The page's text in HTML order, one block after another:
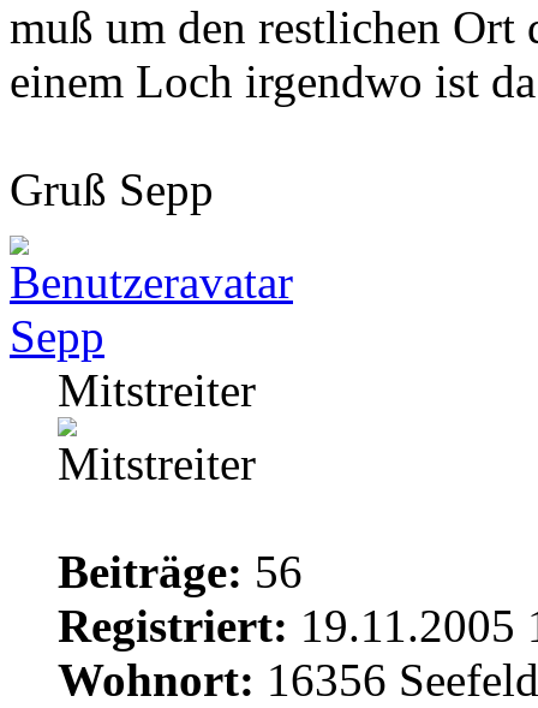
muß um den restlichen
einem Loch irgendwo ist
Gruß Sepp
Sepp
Mitstreiter
Beiträge: 56
Registriert: 19.11.2005
Wohnort: 16356 Seefeld